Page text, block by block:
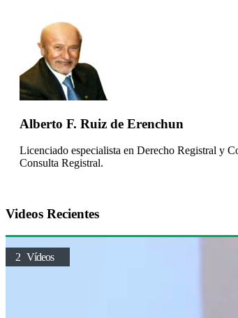
Alberto F. Ruiz de Erenchun
Licenciado especialista en Derecho Registral y
Consulta Registral.
Videos Recientes
2 Vídeos